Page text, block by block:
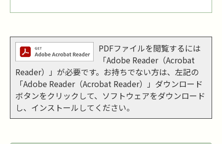
PDFファイルを閲覧するには
「Adobe Reader（Acrobat
Reader）」が必要です。お持ちでない方は、左記の
「Adobe Reader（Acrobat Reader）」ダウンロード
ボタンをクリックして、ソフトウェアをダウンロード
し、インストールしてください。